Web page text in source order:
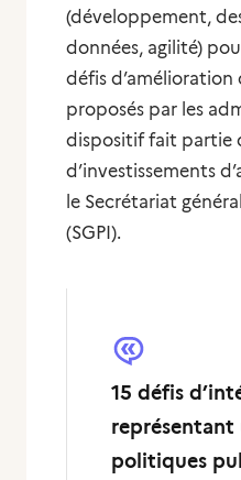
(développement,
données, agilité)
défis
proposés par les
dispositif fait partie
d’investissements
le Secrétariat
(SGPI).
15 défis
représentant
politiques